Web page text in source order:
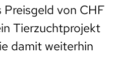
von CHF
Tierzuchtprojekt
damit weiterhin